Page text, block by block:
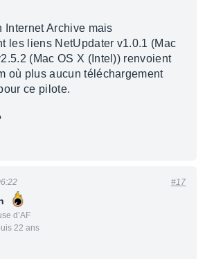
Internet Archive mais
les liens NetUpdater v1.0.1 (Mac
(Mac OS X (Intel)) renvoient
où plus aucun téléchargement
ce pilote.
d’AF
22 ans
#17